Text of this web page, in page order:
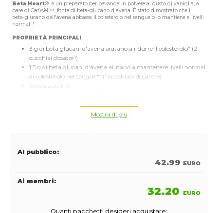
Mostra di più
Beta Heart® è un preparato per bevanda in polvere al gusto di vaniglia, a
base di OatWell™, fonte di beta-glucano d'avena. È stato dimostrato che il
beta-glucano dell'avena abbassa il colesterolo nel sangue o lo mantiene a livelli
normali.*
PROPRIETÀ PRINCIPALI
3 g di beta glucani d'avena aiutano a ridurre il colesterolo* (2
cucchiai dosatori)
1,5 g di beta glucani d'avena aiutano a mantenere livelli normali
di colesterolo nel sangue** (1 cucchiaio dosatore)
Senza zuccheri
Miscela 2 cucchiai dosatori di Beta heart® con acqua per ottenere una bevanda
Puoi anche miscelarli in succo di frutta o aggiungerli al tuo frullatoFormula
In alternativa, prepara la tua bevanda con 1 cucchiaio dosatore due volte al
Al pubblico:
42.99 EURO
Ai membri:
32.20 EURO
Quanti pacchetti desideri acquistare: